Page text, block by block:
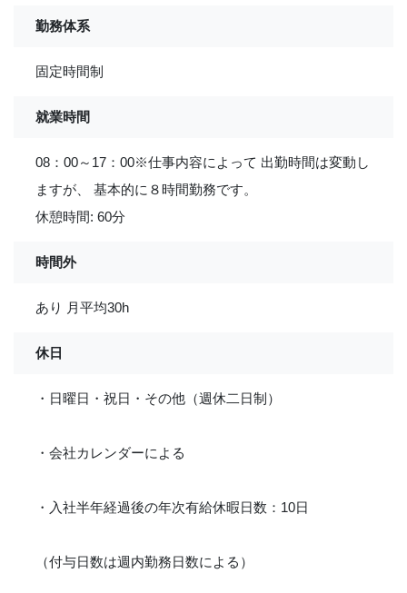
勤務体系
固定時間制
就業時間
08：00～17：00※仕事内容によって 出勤時間は変動し
ますが、 基本的に８時間勤務です。
休憩時間: 60分
時間外
あり 月平均30h
休日
・日曜日・祝日・その他（週休二日制）
・会社カレンダーによる
・入社半年経過後の年次有給休暇日数：10日
（付与日数は週内勤務日数による）